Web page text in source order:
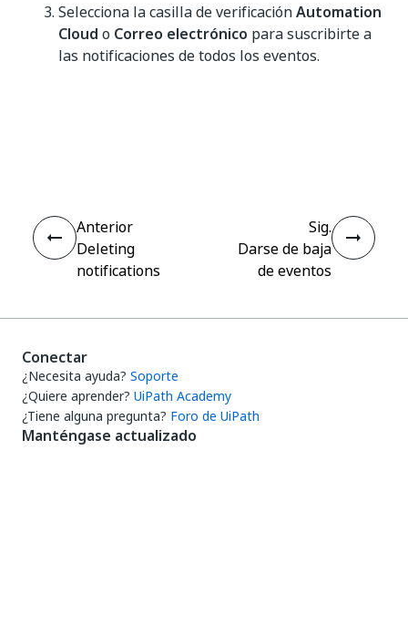
Selecciona la casilla de verificaciónAutomation
Cloud o Correo electrónico para suscribirte a
las notificaciones de todos los eventos.
Anterior
Deleting
notifications
Sig.
Darse de baja
de eventos
Conectar
¿Necesita ayuda? Soporte
¿Quiere aprender? UiPath Academy
¿Tiene alguna pregunta? Foro de UiPath
Manténgase actualizado